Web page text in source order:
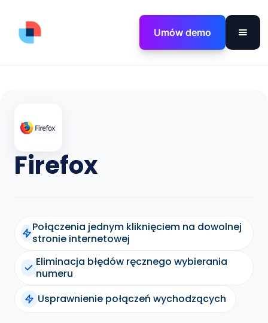
Umów demo
Firefox
Połączenia jednym kliknięciem na dowolnej
stronie internetowej
Eliminacja błędów ręcznego wybierania
numeru
Usprawnienie połączeń wychodzących